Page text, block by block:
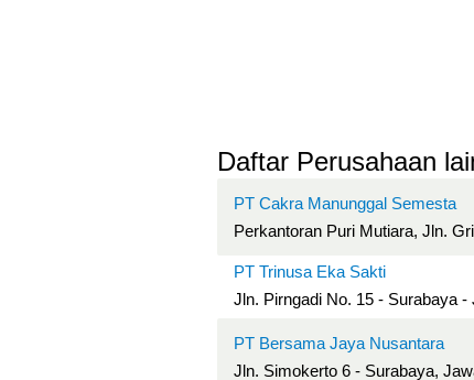
Daftar Perusahaan
PT Cakra Manunggal Semesta
Perkantoran Puri Mutiara, Jln.
PT Trinusa Eka Sakti
Jln. Pirngadi No. 15 - Surabaya -
PT Bersama Jaya Nusantara
Jln. Simokerto 6 - Surabaya,